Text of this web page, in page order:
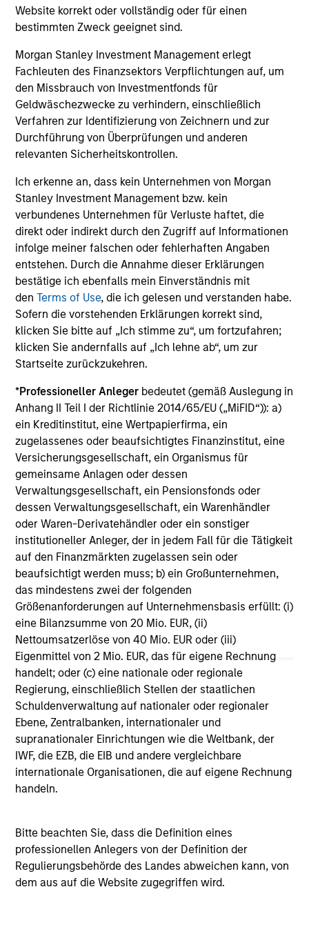
Website korrekt oder vollständig oder für einen
bestimmten Zweck geeignet sind.
Morgan Stanley Investment Management erlegt
Fachleuten des Finanzsektors Verpflichtungen auf, um
den Missbrauch von Investmentfonds für
Geldwäschezwecke zu verhindern, einschließlich
Verfahren zur Identifizierung von Zeichnern und zur
Durchführung von Überprüfungen und anderen
relevanten Sicherheitskontrollen.
Ich erkenne an, dass kein Unternehmen von Morgan
Stanley Investment Management bzw. kein
verbundenes Unternehmen für Verluste haftet, die
direkt oder indirekt durch den Zugriff auf Informationen
infolge meiner falschen oder fehlerhaften Angaben
entstehen. Durch die Annahme dieser Erklärungen
bestätige ich ebenfalls mein Einverständnis mit
denTerms of Use, die ich gelesen und verstanden habe.
Sofern die vorstehenden Erklärungen korrekt sind,
klicken Sie bitte auf „Ich stimme zu“, um fortzufahren;
klicken Sie andernfalls auf „Ich lehne ab“, um zur
Startseite zurückzukehren.
*Professioneller Anleger bedeutet (gemäß Auslegung in
Anhang II Teil I der Richtlinie 2014/65/EU („MiFID“)): a)
ein Kreditinstitut, eine Wertpapierfirma, ein
zugelassenes oder beaufsichtigtes Finanzinstitut, eine
Versicherungsgesellschaft, ein Organismus für
gemeinsame Anlagen oder dessen
Verwaltungsgesellschaft, ein Pensionsfonds oder
dessen Verwaltungsgesellschaft, ein Warenhändler
oder Waren-Derivatehändler oder ein sonstiger
institutioneller Anleger, der in jedem Fall für die Tätigkeit
auf den Finanzmärkten zugelassen sein oder
beaufsichtigt werden muss; b) ein Großunternehmen,
das mindestens zwei der folgenden
Größenanforderungen auf Unternehmensbasis erfüllt: (i)
eine Bilanzsumme von 20 Mio. EUR, (ii)
Nettoumsatzerlöse von 40 Mio. EUR oder (iii)
Eigenmittel von 2 Mio. EUR, das für eigene Rechnung
handelt; oder (c) eine nationale oder regionale
Regierung, einschließlich Stellen der staatlichen
Schuldenverwaltung auf nationaler oder regionaler
Ebene, Zentralbanken, internationaler und
supranationaler Einrichtungen wie die Weltbank, der
IWF, die EZB, die EIB und andere vergleichbare
internationale Organisationen, die auf eigene Rechnung
handeln.
Bitte beachten Sie, dass die Definition eines
professionellen Anlegers von der Definition der
Regulierungsbehörde des Landes abweichen kann, von
dem aus auf die Website zugegriffen wird.
und der Rücknahme von Anteilen anfallen, werden nicht
berücksichtigt. Alle Performance- und Index-Daten
stammen von Morgan Stanley Investment Management
Der Wert der Anlagen und der mit ihnen erzielten Erträge
können sowohl steigen als auch fallen. Es ist daher
möglich, dass Anleger das ursprünglich investierte Kapital
nicht in voller Höhe zurückerhalten.
Die Performance versteht sich nach Abzug der Gebühren.
Die Angaben zur Performance des laufenden Jahres sind
nicht annualisiert. Die Performance von anderen
Sie sich bitte gründlich mit den Anlagezielen und -risiken
sowie den Kosten und Gebühren des Fonds auseinander,
bevor Sie eine Anlageentscheidung treffen.
Der Einsatz von Fremdkapital erhöht die Risiken, so dass
eine relativ kleine Bewegung im Wert einer Anlage zu einer
unverhältnismäßig großen Bewegung, sowohl im negativen
als auch im positiven Sinne, im Wert dieser Anlage und
damit auch im Wert des Fonds führen kann.
Die auf dieser Webseite verfügbaren Unterlagen beziehen
sich auf mehrere Teilfonds der Morgan Stanley Investment
Management Funds-Reihe. Bitte beachten Sie, dass nicht
alle Teilfonds in allen Ländern verfügbar sind und Teilfonds
nicht für Personen mit Wohnsitz in Ländern verfügbar sind,
den jeweils geltenden Gesetzen oder Vorschriften
zuwiderlaufen würde.
Je höher die Kategorie (1-7), desto höher ist der mögliche
Ertrag, aber auch das Risiko, den ursprünglich angelegten
Betrag zu verlieren. Kategorie 1 bedeutet nicht, dass es sich
um eine risikofreie Anlage handelt. Bitte beachten Sie die
BasisInformationsBlatt („BIB“) des Fonds unter Ressourcen,
die Risikoeinstufungen und -hinweise für die einzelnen
Anlageklassen enthalten.
DasMorningstar Rating™(Sterne-Rating) für Fonds wird
für Vermögensverwaltungsprodukte (wie Investmentfonds,
Variable-Annuity- und Variable-Life-Unterkonten (variable
Renten- und Lebensversicherung), börsennotierte Fonds,
geschlossene Fonds und separate Konten) berechnet, die
seit mindestens drei Jahren existieren. Börsennotierte
Fonds und offene Investmentfonds werden zu
Vergleichszwecken zu einer Kategorie zusammengefasst.
Das Rating wird anhand der Morningstar Risk-Adjusted
Return (MRAR) berechnet, eine Kennzahl, die die
Schwankungen der monatlichen Überschussrendite eines
verwalteten Produkts berücksichtigt. Dabei wird
besonderes Gewicht auf die negativen
Performanceschwankungen und eine beständige
Wertentwicklung gelegt. Die besten 10% der Produkte in
jeder Kategorie erhalten 5 Sterne, die nächsten 22,5% 4
Sterne, die nächsten 35% 3 Sterne, die nächsten 22,5% 2
Sterne und die unteren 10% 1 Stern. Das Morningstar-
Gesamtrating für ein verwaltetes Produkt ergibt sich aus
dem gewichteten Durchschnitt der Morningstar-Ratings
Rating/40% Drei-Jahres-Rating für Gesamtrenditen von 60–
119 Monaten und 50% Zehn-Jahres-Rating/30% Fünf-
Jahres-Rating/20% Drei-Jahres-Rating für Gesamtrenditen
von mindestens 120 Monaten. Zwar scheint die Formel für
das Zehn-Jahres-Gesamtrating den Zehn-Jahres-Zeitraum